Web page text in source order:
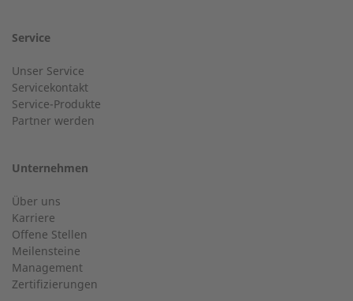
Nachname
Ort
E-Mail
Telefonnummer
24-h-Service bis 50 kW
Service Hotline für eine Installation bis 50 kW (g-box 20
und g-box 50).
+49 (0) 2568 9347-2707
Kundenservice
Haben Sie allgemeine Fragen?
+49 (0) 2568 9347-0
Service
Unser Service
Servicekontakt
Service-Produkte
Partner werden
Unternehmen
Über uns
Karriere
Offene Stellen
Meilensteine
Management
Zertifizierungen